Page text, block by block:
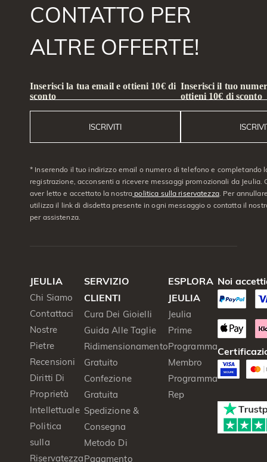
CONTATTO PER
ALTRE OFFERTE!
Inserisci la tua email e ottieni 10€ di
sconto
ISCRIVITI
Inserisci il tuo
ottieni 10€ di sconto
* Inserendo il tuo indirizzo email o numero di telefono e completando
registrazione, acconsenti a ricevere messaggi promozionali da Jeulia.
aver letto e accettato la nostra politica sulla riservatezza. Per
utilizza il link di disdetta presente in ogni messaggio o contatta il
per assistenza.
JEULIA
Chi Siamo
Contattaci
Nostre
Pietre
Recensioni
Diritti Di
Proprietà
Intellettuale
Politica
sulla
Riservatezza
SERVIZIO
CLIENTI
Cura Dei Gioielli
Guida Alle Taglie
Ridimensionamento
Gratuito
Confezione
Gratuita
Spedizione &
Consegna
Metodo Di
Pagamento
ESPLORA
JEULIA
Jeulia
Prime
Programma
Membro
Programma
Rep
Noi